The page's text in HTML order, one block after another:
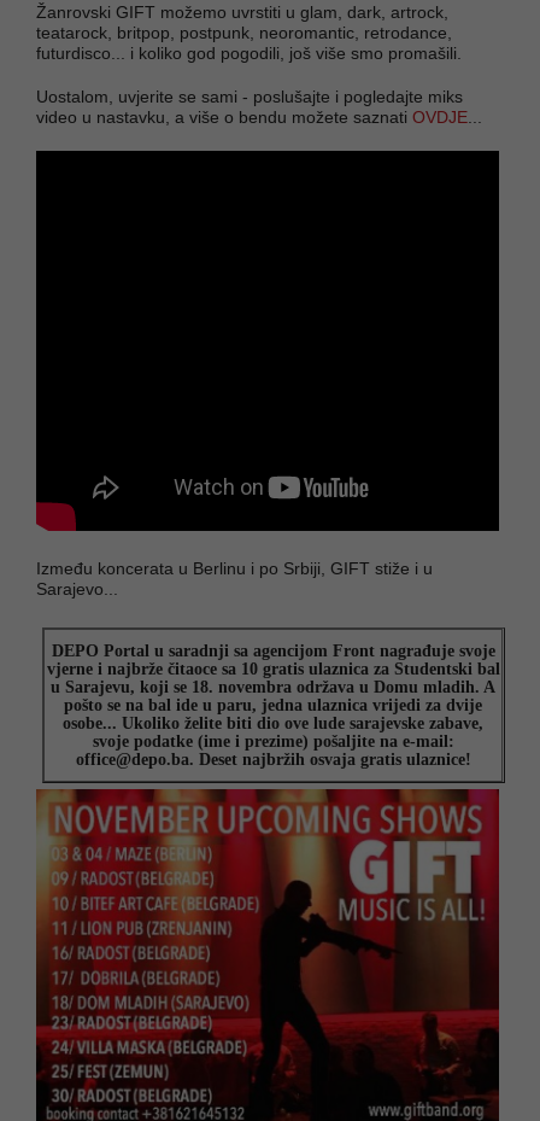
Žanrovski GIFT možemo uvrstiti u glam, dark, artrock,
teatarock, britpop, postpunk, neoromantic, retrodance,
futurdisco... i koliko god pogodili, još više smo promašili.
Uostalom, uvjerite se sami - poslušajte i pogledajte miks
video u nastavku, a više o bendu možete saznati OVDJE
Između koncerata u Berlinu i po Srbiji, GIFT stiže i u
Sarajevo...
DEPO Portal u saradnji sa agencijom Front nagrađuje svoje
vjerne i najbrže čitaoce sa 10 gratis ulaznica za Studentski bal
u Sarajevu, koji se 18. novembra održava u Domu mladih. A
pošto se na bal ide u paru, jedna ulaznica vrijedi za dvije
osobe... Ukoliko želite biti dio ove lude sarajevske zabave,
svoje podatke (ime i prezime) pošaljite na e-mail:
office@depo.ba. Deset najbržih osvaja gratis ulaznice!